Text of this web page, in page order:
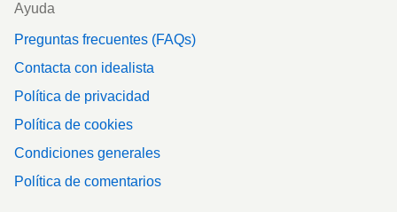
Ayuda
Preguntas frecuentes (FAQs)
Contacta con idealista
Política de privacidad
Política de cookies
Condiciones generales
Política de comentarios